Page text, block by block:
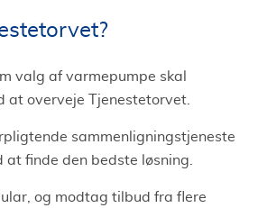
valg af varmepumpe skal
overveje Tjenestetorvet.
sammenligningstjeneste
finde den bedste løsning.
og modtag tilbud fra flere